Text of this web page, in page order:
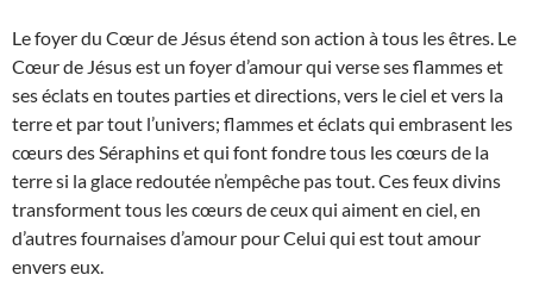
Le foyer du Cœur de Jésus étend son action à tous les êtres. Le
Cœur de Jésus est un foyer d’amour qui verse ses flammes et
ses éclats en toutes parties et directions, vers le ciel et vers la
terre et par tout l’univers; flammes et éclats qui embrasent les
cœurs des Séraphins et qui font fondre tous les cœurs de la
terre si la glace redoutée n’empêche pas tout. Ces feux divins
transforment tous les cœurs de ceux qui aiment en ciel, en
d’autres fournaises d’amour pour Celui qui est tout amour
envers eux.